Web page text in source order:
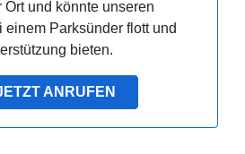
Ort und könnte unseren
einem Parksünder flott und
bieten.
ANRUFEN